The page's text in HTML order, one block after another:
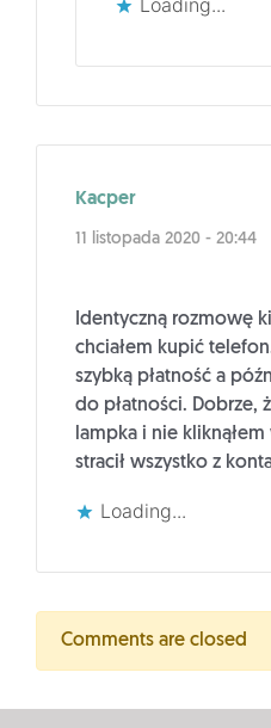
Kacper
11 listopada 2020 - 20:44
Identyczną rozmowę
chciałem kupić
szybką płatność a
do płatności. Dobrze,
lampka i nie
stracił wszystko z
Loading...
Comments are closed